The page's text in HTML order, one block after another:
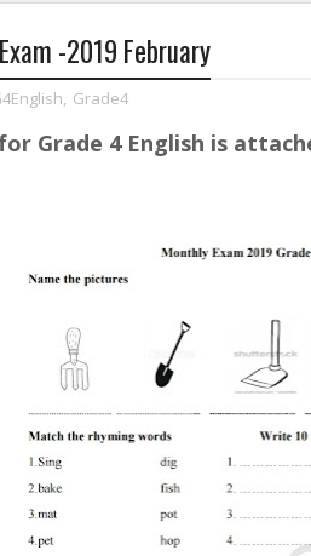
-2019 February
, Grade4
Grade 4 English is